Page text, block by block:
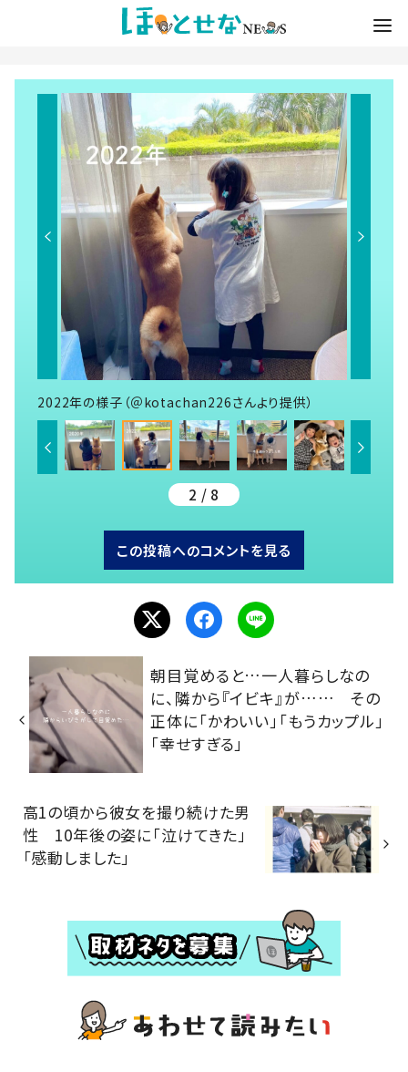
2022年の様子（＠kotachan226さんより提供）
2 / 8
この投稿へのコメントを見る
朝目覚めると…一人暮らしなの
に、隣から『イビキ』が…… その
正体に「かわいい」「もうカップル」
「幸せすぎる」
高1の頃から彼女を撮り続けた男
性 10年後の姿に「泣けてきた」
「感動しました」